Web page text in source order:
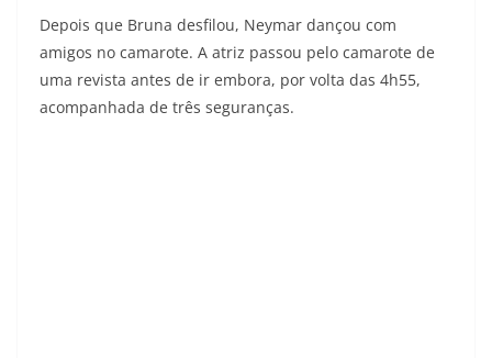
Depois que Bruna desfilou, Neymar dançou com
amigos no camarote. A atriz passou pelo camarote de
uma revista antes de ir embora, por volta das 4h55,
acompanhada de três seguranças.